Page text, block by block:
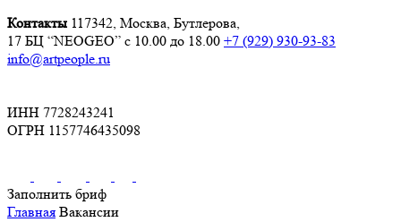
Контакты 117342, Москва, Бутлерова,
17 БЦ “NEOGEO” с 10.00 до 18.00 +7 (929) 930-93-83
info@artpeople.ru
ИНН 7728243241
ОГРН 1157746435098
Заполнить бриф
Главная Вакансии